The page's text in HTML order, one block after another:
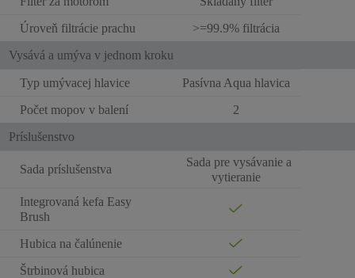
Úroveň filtrácie prachu
>=99.9% filtrácia
Vysává a umýva v jednom kroku
Typ umývacej hlavice
Pasívna Aqua hlavica
Počet mopov v balení
2
Príslušenstvo
Sada príslušenstva
Sada pre vysávanie a
vytieranie
Integrovaná kefa Easy
Brush
Hubica na čalúnenie
Štrbinová hubica